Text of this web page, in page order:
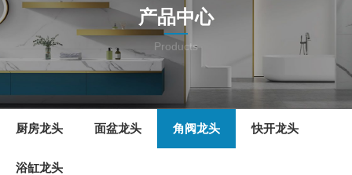
产品中心
Products
厨房龙头 面盆龙头 角阀龙头 快开龙头
浴缸龙头